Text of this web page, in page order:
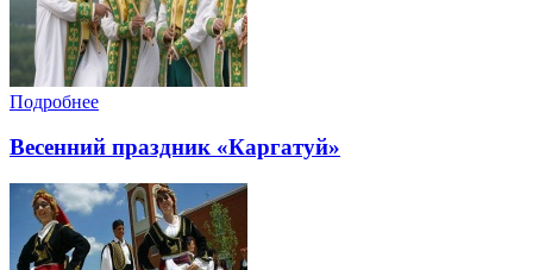
Подробнее
Весенний праздник «Каргатуй»